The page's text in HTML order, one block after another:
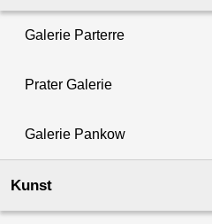
Galerie Parterre
Prater Galerie
Galerie Pankow
Kunst